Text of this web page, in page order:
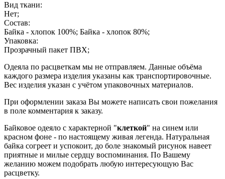
Вид ткани:
Нет;
Состав:
Байка - хлопок 100%; Байка - хлопок 80%;
Упаковка:
Прозрачный пакет ПВХ;
Одеяла по расцветкам мы не отправляем. Данные объёма
каждого размера изделия указаны как транспортировочные.
Вес изделия указан с учётом упаковочных материалов.
При оформлении заказа Вы можете написать свои пожелания
в поле комментария к заказу.
Байковое одеяло с характерной "клеткой" на синем или
красном фоне - по настоящему живая легенда. Натуральная
байка согреет и успокоит, до боле знакомый рисунок навеет
приятные и милые сердцу воспоминания. По Вашему
желанию можем подобрать любую интересующую Вас
расцветку.